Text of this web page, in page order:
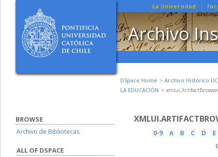
La Universidad
Archivo
DSpace Home
Archivo Histórico UC
LA EDUCACIÓN
0-9 A B C D
E
BROWSE
Archivo de Bibliotecas
ALL OF DSPACE